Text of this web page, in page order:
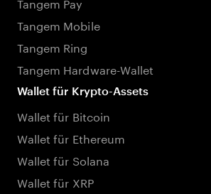
Tangem Mobile
Tangem Ring
Tangem Hardware-Wallet
Wallet für Krypto-Assets
Wallet für Bitcoin
Wallet für Ethereum
Wallet für Solana
Wallet für XRP